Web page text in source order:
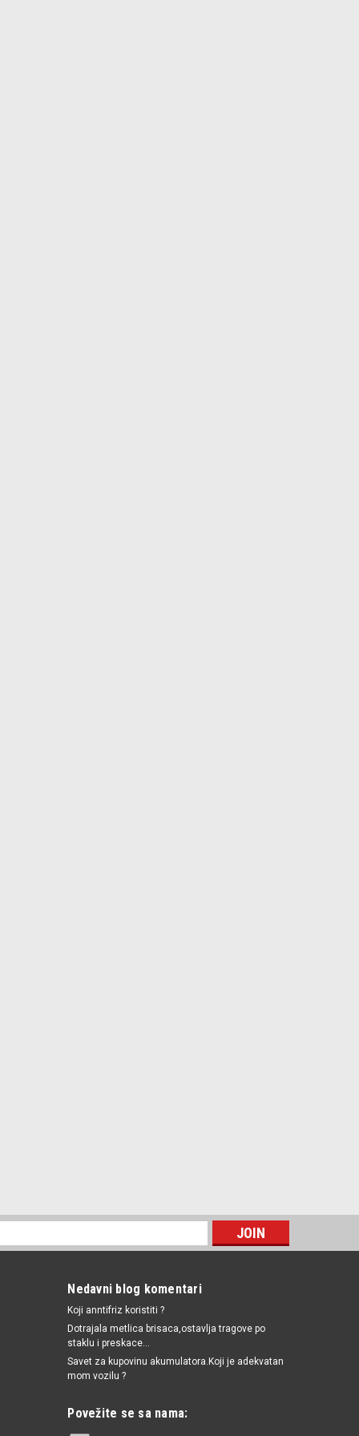
Nedavni blog komentari
Koji anntifriz koristiti ?
Dotrajala metlica brisaca,ostavlja tragove po
staklu i preskace...
Savet za kupovinu akumulatora.Koji je adekvatan
mom vozilu ?
Povežite se sa nama: